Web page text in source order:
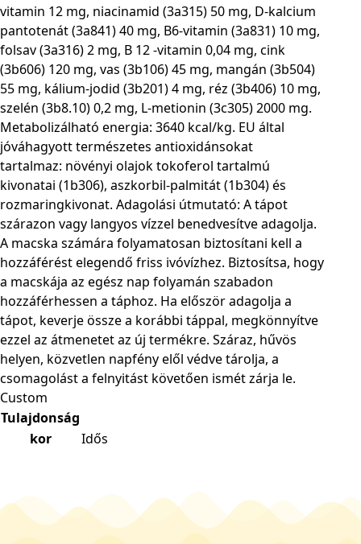
vitamin 12 mg, niacinamid (3a315) 50 mg, D-kalcium
pantotenát (3a841) 40 mg, B6-vitamin (3a831) 10 mg,
folsav (3a316) 2 mg, B 12 -vitamin 0,04 mg, cink
(3b606) 120 mg, vas (3b106) 45 mg, mangán (3b504)
55 mg, kálium-jodid (3b201) 4 mg, réz (3b406) 10 mg,
szelén (3b8.10) 0,2 mg, L-metionin (3c305) 2000 mg.
Metabolizálható energia: 3640 kcal/kg. EU által
jóváhagyott természetes antioxidánsokat
tartalmaz: növényi olajok tokoferol tartalmú
kivonatai (1b306), aszkorbil-palmitát (1b304) és
rozmaringkivonat. Adagolási útmutató: A tápot
szárazon vagy langyos vízzel benedvesítve adagolja.
A macska számára folyamatosan biztosítani kell a
hozzáférést elegendő friss ivóvízhez. Biztosítsa, hogy
a macskája az egész nap folyamán szabadon
hozzáférhessen a táphoz. Ha először adagolja a
tápot, keverje össze a korábbi táppal, megkönnyítve
ezzel az átmenetet az új termékre. Száraz, hűvös
helyen, közvetlen napfény elől védve tárolja, a
csomagolást a felnyitást követően ismét zárja le.
Custom
Tulajdonság
kor
Idős